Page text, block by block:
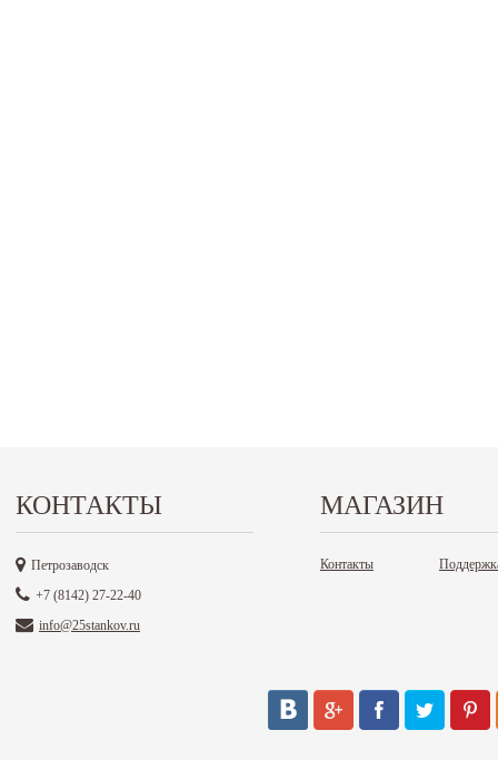
КОНТАКТЫ
Петрозаводск
+7 (8142) 27-22-40
info@25stankov.ru
МАГАЗИН
Контакты